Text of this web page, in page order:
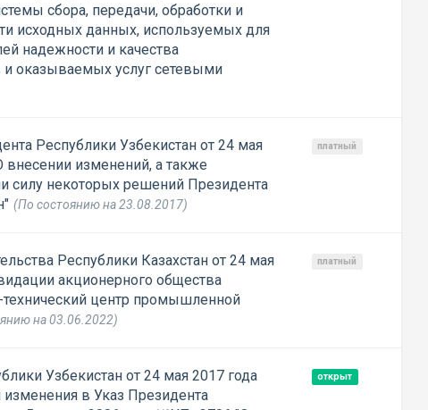
сбора, передачи, обработки и
исходных данных, используемых для
надежности и качества
и оказываемых услуг сетевыми
Республики Узбекистан от 24 мая
изменений, а также
силу некоторых решений Президента
(По состоянию на 23.08.2017)
платный
Республики Казахстан от 24 мая
акционерного общества
центр промышленной
на 03.06.2022)
платный
Узбекистан от 24 мая 2017 года
в Указ Президента
открыт